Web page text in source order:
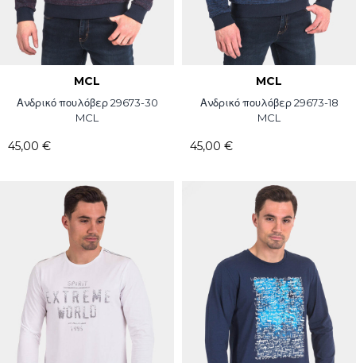
MCL
Ανδρικό πουλόβερ 29673-30
MCL
45,00 €
MCL
Ανδρικό πουλόβερ 29673-18
MCL
45,00 €